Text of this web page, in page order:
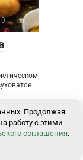
0
Продолжая
работу с этими
соглашения.